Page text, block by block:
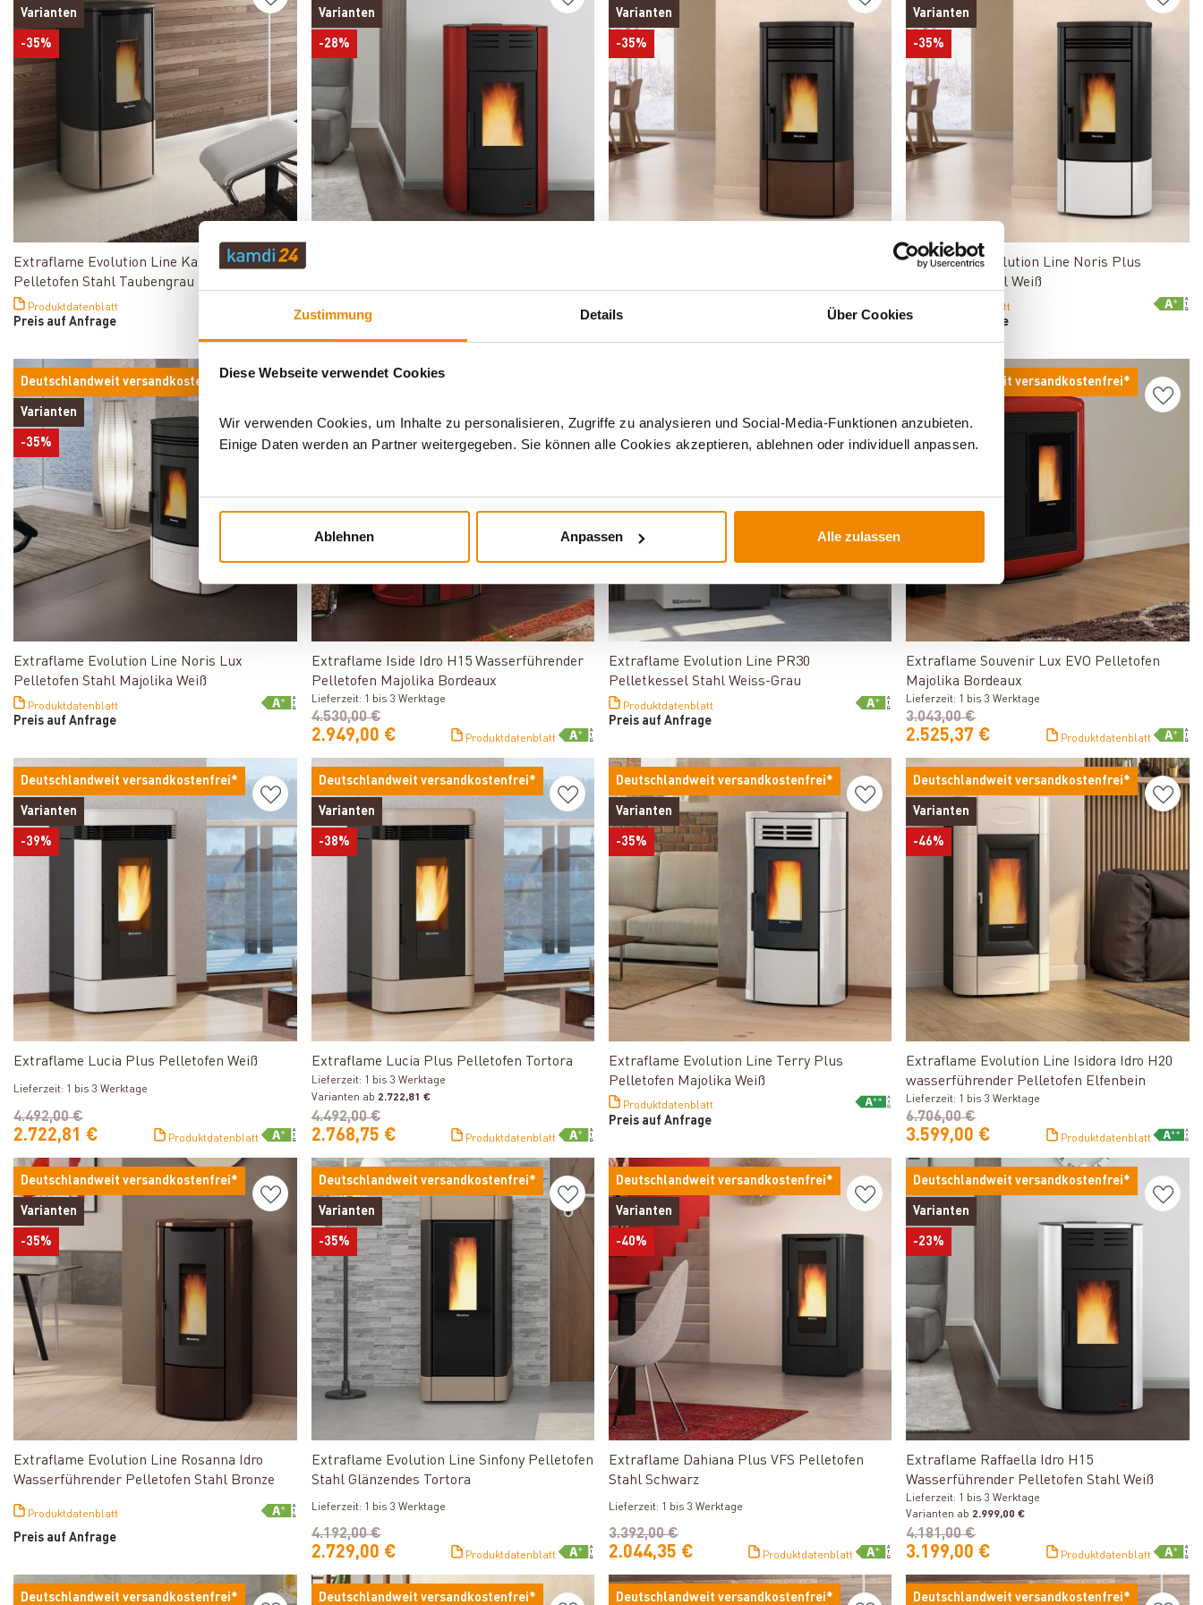
Zustimmung Details Über Cookies
Diese Webseite verwendet Cookies
Wir verwenden Cookies, um Inhalte zu personalisieren, Zugriffe zu analysieren und Social-Media-Funktionen anzubieten.
Einige Daten werden an Partner weitergegeben. Sie können alle Cookies akzeptieren, ablehnen oder individuell anpassen.
Ablehnen Anpassen Alle zulassen
Varianten
-35%
Produkt ansehen
Extraflame Evolution Line Katia 11
Pelletofen Stahl Taubengrau
Produktdatenblatt
Preis auf Anfrage
Varianten
-28%
2.999,00 €
4.181,00 €
Produktdatenblatt
Varianten
-35%
Preis auf Anfrage
Varianten
-35%
Produkt ansehen
Extraflame Evolution Line Noris Plus
Pelletofen Stahl Weiß
Produktdatenblatt
Preis auf Anfrage
Deutschlandweit versandkostenfrei*
Varianten
-35%
Extraflame Evolution Line Noris Lux
Pelletofen Stahl Majolika Weiß
Produktdatenblatt
Preis auf Anfrage
-35%
Produkt ansehen
Extraflame Iside Idro H15 Wasserführender
Pelletofen Majolika Bordeaux
Lieferzeit: 1 bis 3 Werktage
2.949,00 €
4.530,00 €
Produktdatenblatt
-35%
Produkt ansehen
Extraflame Evolution Line PR30
Pelletkessel Stahl Weiss-Grau
Produktdatenblatt
Preis auf Anfrage
Deutschlandweit versandkostenfrei*
-17%
Produkt ansehen
Extraflame Souvenir Lux EVO Pelletofen
Majolika Bordeaux
Lieferzeit: 1 bis 3 Werktage
2.525,37 €
3.043,00 €
Produktdatenblatt
Deutschlandweit versandkostenfrei*
Varianten
-39%
Produkt ansehen
Extraflame Lucia Plus Pelletofen Weiß
Lieferzeit: 1 bis 3 Werktage
2.722,81 €
4.492,00 €
Produktdatenblatt
Deutschlandweit versandkostenfrei*
Varianten
-38%
Produkt ansehen
Extraflame Lucia Plus Pelletofen Tortora
Lieferzeit: 1 bis 3 Werktage
Varianten ab 2.722,81 €
2.768,75 €
4.492,00 €
Produktdatenblatt
Deutschlandweit versandkostenfrei*
Varianten
-35%
Produkt ansehen
Extraflame Evolution Line Terry Plus
Pelletofen Majolika Weiß
Produktdatenblatt
Preis auf Anfrage
Deutschlandweit versandkostenfrei*
Varianten
-46%
Produkt ansehen
Extraflame Evolution Line Isidora Idro H20
wasserführender Pelletofen Elfenbein
Lieferzeit: 1 bis 3 Werktage
3.599,00 €
6.706,00 €
Produktdatenblatt
Deutschlandweit versandkostenfrei*
Varianten
-35%
Extraflame Evolution Line Rosanna Idro
Wasserführender Pelletofen Stahl Bronze
Produktdatenblatt
Preis auf Anfrage
Deutschlandweit versandkostenfrei*
Varianten
-35%
Extraflame Evolution Line Sinfony Pelletofen
Stahl Glänzendes Tortora
Lieferzeit: 1 bis 3 Werktage
2.729,00 €
4.192,00 €
Produktdatenblatt
Deutschlandweit versandkostenfrei*
Varianten
-40%
Produkt ansehen
Extraflame Dahiana Plus VFS Pelletofen
Stahl Schwarz
Lieferzeit: 1 bis 3 Werktage
2.044,35 €
3.392,00 €
Produktdatenblatt
Deutschlandweit versandkostenfrei*
Varianten
-23%
Extraflame Raffaella Idro H15
Wasserführender Pelletofen Stahl Weiß
Lieferzeit: 1 bis 3 Werktage
Varianten ab 2.999,00 €
3.199,00 €
4.181,00 €
Produktdatenblatt
Deutschlandweit versandkostenfrei* Deutschlandweit versandkostenfrei* Deutschlandweit versandkostenfrei* Deutschlandweit versandkostenfrei*